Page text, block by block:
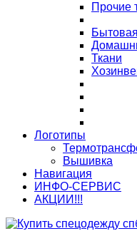
Прочие
Ткани
Логотипы
Вышивка
Навигация
ИНФО-СЕРВИС
АКЦИИ!!!